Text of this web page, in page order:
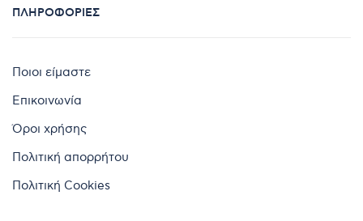
ΠΛΗΡΟΦΟΡΊΕΣ
Ποιοι είμαστε
Επικοινωνία
Όροι χρήσης
Πολιτική απορρήτου
Πολιτική Cookies